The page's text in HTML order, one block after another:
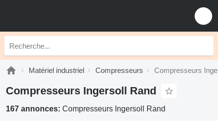
Matériel industriel Compresseurs Compresseurs
Compresseurs Ingersoll Rand
167 annonces: Compresseurs Ingersoll Rand